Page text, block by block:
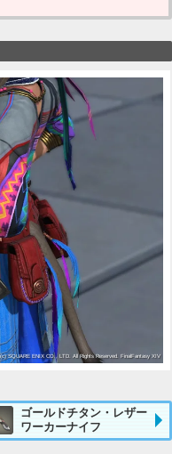
ゴールドチタン・レザー
ワーカーナイフ